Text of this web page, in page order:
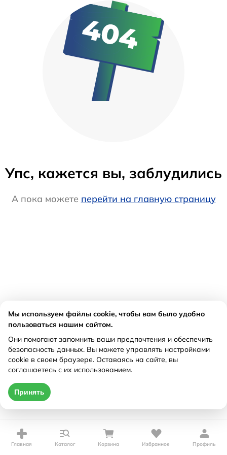
Упс, кажется вы, заблудились
А пока можете перейти на главную страницу
Главная Каталог Корзина Избранное Профиль
Мы используем файлы cookie, чтобы вам было удобно
пользоваться нашим сайтом.
Они помогают запомнить ваши предпочтения и обеспечить
безопасность данных. Вы можете управлять настройками
cookie в своем браузере. Оставаясь на сайте, вы
соглашаетесь с их использованием.
Принять